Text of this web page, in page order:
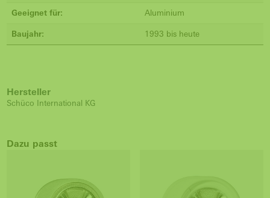
Geeignet für: Aluminium
Baujahr: 1993 bis heute
Hersteller
Schüco International KG
Dazu passt